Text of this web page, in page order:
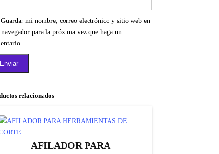
Guardar mi nombre, correo electrónico y sitio web en
navegador para la próxima vez que haga un
relacionados
AFILADOR PARA